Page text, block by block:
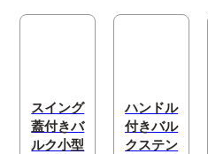
スイング
蓋付きバ
ルク小型
ハンドル
付きバル
クステン